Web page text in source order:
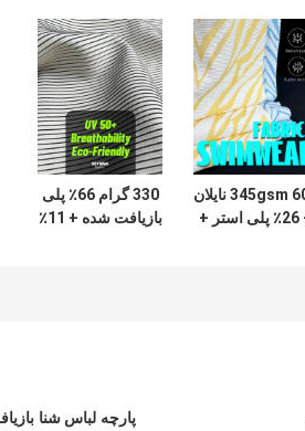
345gsm 60٪ نایلان
+ 26٪ پلی استر +
330 گرام 66٪ پلی
بازیافت شده + 11٪
پارچه لباس شنا